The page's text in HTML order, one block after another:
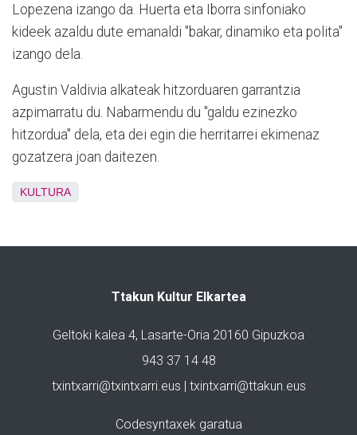
Lopezena izango da. Huerta eta Iborra sinfoniako
kideek azaldu dute emanaldi "bakar, dinamiko eta polita"
izango dela.
Agustin Valdivia alkateak hitzorduaren garrantzia
azpimarratu du. Nabarmendu du "galdu ezinezko
hitzordua" dela, eta dei egin die herritarrei ekimenaz
gozatzera joan daitezen.
KULTURA
Ttakun Kultur Elkartea
Geltoki kalea 4, Lasarte-Oria 20160 Gipuzkoa
943 37 14 48
txintxarri@txintxarri.eus | txintxarri@ttakun.eus
Codesyntaxek garatua